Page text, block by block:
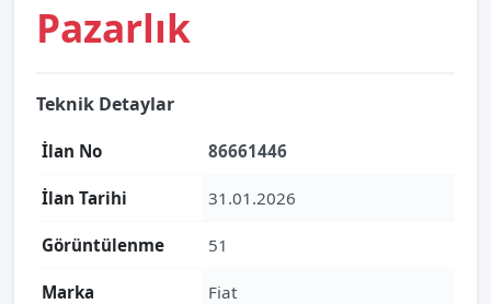
Pazarlık
Teknik Detaylar
İlan No 86661446
İlan Tarihi 31.01.2026
Görüntülenme 51
Marka Fiat